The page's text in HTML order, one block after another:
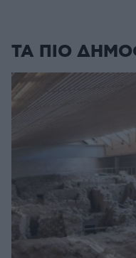
ΤΑ ΠΙΟ